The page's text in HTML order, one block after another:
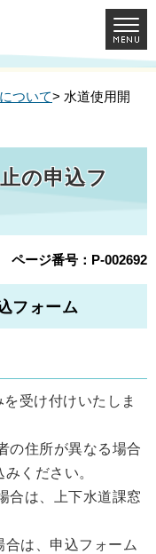
ついて> 水道使用開
の申込フ
ページ番号：P-002692
フォーム
受け付けいたしま
の住所が異なる場合
ください。
合は、上下水道課窓
合は、申込フォーム